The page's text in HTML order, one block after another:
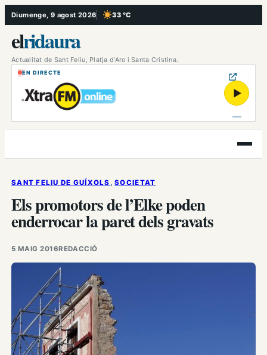
Vés
al
contingut
Diumenge, 9 agost 2026 33 °C
, Cel serè
elridaura
Actualitat de Sant Feliu, Platja d’Aro i Santa Cristina.
EN DIRECTE
▶
Obre
el
SANT FELIU DE GUÍXOLS , SOCIETAT
Els promotors de l’Elke poden
enderrocar la paret dels gravats
5 MAIG 2016REDACCIÓ